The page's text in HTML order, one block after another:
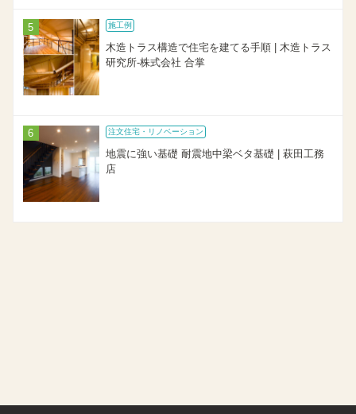
施工例
木造トラス構造で住宅を建てる手順 | 木造トラス
研究所-株式会社 合掌
注文住宅・リノベーション
地震に強い基礎 耐震地中梁ベタ基礎 | 萩田工務
店